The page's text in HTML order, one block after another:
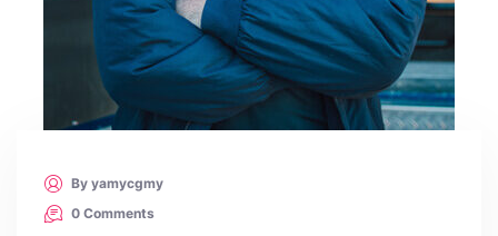
By yamycgmy
0 Comments